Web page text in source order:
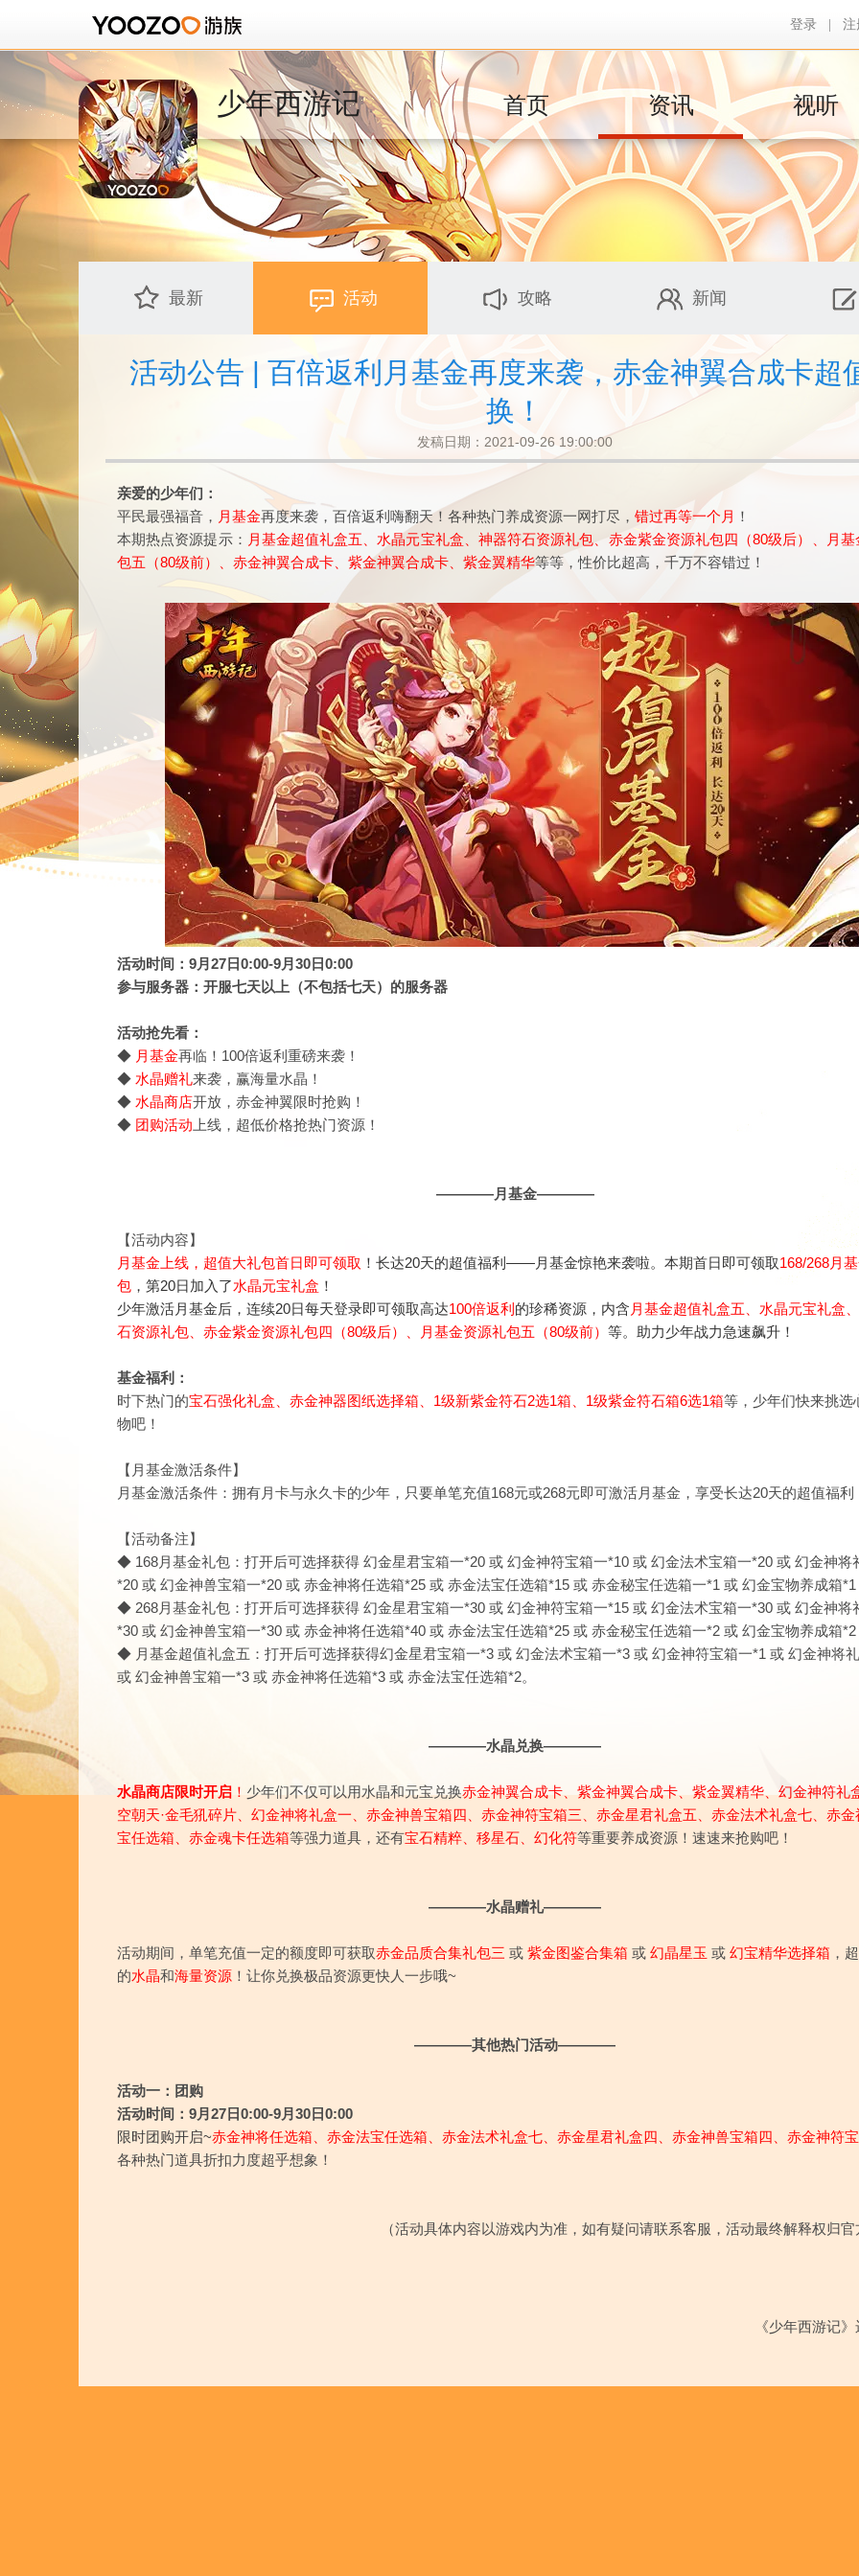
登录 注
少年西游记 首页 资讯 视听
最新 活动 攻略 新闻
活动公告 | 百倍返利月基金再度来袭，赤金神翼合成卡超
换！
发稿日期：2021-09-26 19:00:00
亲爱的少年们：
平民最强福音， 月基金再度来袭，百倍返利嗨翻天！各种热门养成资源一网打尽， 错过再等一个月
！
本期热点资源提示： 月基金超值礼盒五、水晶元宝礼盒、神器符石资源礼包、赤金紫金资源礼包四（80级后）、月基
包五（80级前）、赤金神翼合成卡、紫金神翼合成卡、紫金翼精华等等，性价比超高，千万不容错过！
活动时间：9月27日0:00-9月30日0:00
参与服务器：开服七天以上（不包括七天）的服务器
活动抢先看：
◆ 月基金再临！100倍返利重磅来袭！
◆ 水晶赠礼来袭，赢海量水晶！
◆ 水晶商店开放，赤金神翼限时抢购！
◆ 团购活动 上线，超低价格抢热门资源！
————月基金————
【活动内容】
月基金上线，超值大礼包首日即可领取 ！长达20天的超值福利——月基金惊艳来袭啦。本期首日即可领取168/268月
包 ，第20日加入了水晶元宝礼盒 ！
少年激活月基金后，连续20日每天登录即可领取高达100倍返利 的珍稀资源，内含 月基金超值礼盒五 、水晶元宝礼盒、
石资源礼包 、赤金紫金资源礼包四（80级后）、月基金资源礼包五（80级前） 等。助力少年战力急速飙升！
基金福利：
时下热门的宝石强化礼盒、 赤金神器图纸选择箱、1级新紫金符石2选1箱、1级紫金符石箱6选1箱等，少年们快来挑选
物吧！
【月基金激活条件】
月基金激活条件：拥有月卡与永久卡的少年，只要单笔充值168元或268元即可激活月基金，享受长达20天的超值福利
【活动备注】
◆ 168月基金礼包：打开后可选择获得 幻金星君宝箱一*20 或 幻金神符宝箱一*10 或 幻金法术宝箱一*20 或 幻金神将
*20 或 幻金神兽宝箱一*20 或 赤金神将任选箱*25 或 赤金法宝任选箱*15 或 赤金秘宝任选箱一*1 或 幻金宝物养成箱*1
◆ 268月基金礼包：打开后可选择获得 幻金星君宝箱一*30 或 幻金神符宝箱一*15 或 幻金法术宝箱一*30 或 幻金神将
*30 或 幻金神兽宝箱一*30 或 赤金神将任选箱*40 或 赤金法宝任选箱*25 或 赤金秘宝任选箱一*2 或 幻金宝物养成箱*2
◆ 月基金超值礼盒五 ： 打开后可选择获得幻金星君宝箱一*3 或 幻金法术宝箱一*3 或 幻金神符宝箱一*1 或 幻金神将
或 幻金神兽宝箱一*3 或 赤金神将任选箱*3 或 赤金法宝任选箱*2。
————水晶兑换————
水晶商店限时开启 ！ 少年们不仅可以用水晶和元宝兑换赤金神翼合成卡、紫金神翼合成卡、紫金翼精华、幻金神符礼
空朝天·金毛犼碎片、幻金神将礼盒一、 赤金神兽宝箱四、赤金神符宝箱三、赤金星君礼盒五、赤金法术礼盒七、赤金
宝任选箱 、赤金魂卡任选箱等强力道具，还有宝石精粹、移星石、幻化符等重要养成资源！速速来抢购吧！
————水晶赠礼————
活动期间，单笔充值一定的额度即可获取赤金品质合集礼包三 或 紫金图鉴合集箱 或 幻晶星玉 或 幻宝精华选择箱 ，
的水晶和海量资源 ！让你兑换极品资源更快人一步哦~
————其他热门活动————
活动一：团购
活动时间：9月27日0:00-9月30日0:00
限时团购开启~赤金神将任选箱、赤金法宝任选箱、赤金法术礼盒七、赤金星君礼盒四、赤金神兽宝箱四、赤金神符
各种热门道具折扣力度超乎想象！
（活动具体内容以游戏内为准，如有疑问请联系客服，活动最终解释权归
《少年西游记